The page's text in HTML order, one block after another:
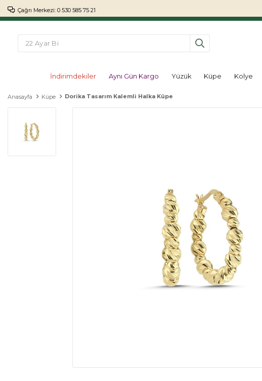
Çağrı Merkezi: 0 530 585 75 21
İndirimdekiler Aynı Gün Kargo Yüzük Küpe Kolye
Anasayfa Küpe Dorika Tasarım Kalemli Halka Küpe